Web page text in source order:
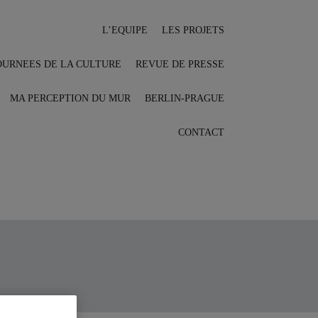
L’EQUIPE LES PROJETS
DE LA CULTURE REVUE DE PRESSE
MA PERCEPTION DU MUR BERLIN-PRAGUE
CONTACT